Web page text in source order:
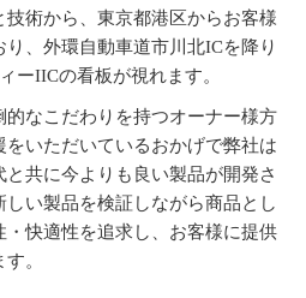
技術から、東京都港区からお客様
、外環自動車道市川北ICを降り
ーIICの看板が視れます。
的なこだわりを持つオーナー様方
いただいているおかげで弊社は
共に今よりも良い製品が開発さ
い製品を検証しながら商品とし
快適性を追求し、お客様に提供
。